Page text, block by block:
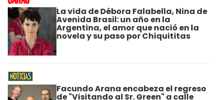
La vida de Débora Falabella, Nina de
Avenida Brasil: un año en la
Argentina, el amor que nació en la
novela y su paso por Chiquititas
Facundo Arana encabeza el regreso
de "Visitando al Sr. Green" a calle